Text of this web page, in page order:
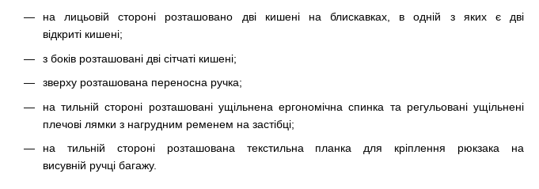
на лицьовій стороні розташовано дві кишені на блискавках, в одній з яких є дві
відкриті кишені;
з боків розташовані дві сітчаті кишені;
зверху розташована переносна ручка;
на тильній стороні розташовані ущільнена ергономічна спинка та регульовані ущільнені
плечові лямки з нагрудним ременем на застібці;
на тильній стороні розташована текстильна планка для кріплення рюкзака на
висувній ручці багажу.